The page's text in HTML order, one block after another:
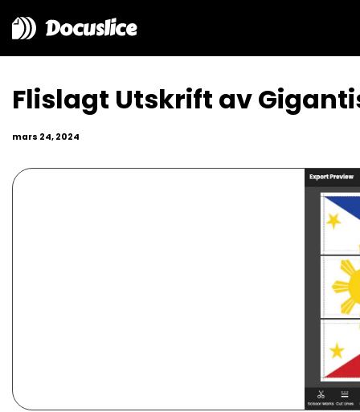
Docuslice
Flislagt Utskrift av
mars 24, 2024